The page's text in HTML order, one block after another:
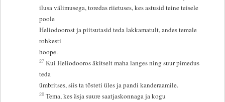
ilusa välimusega, toredas riietuses, kes astusid teine teisele
poole
Heliodoorost ja piitsutasid teda lakkamatult, andes temale
rohkesti
hoope.
27 Kui Heliodooros äkitselt maha langes ning suur pimedus
teda
ümbritses, siis ta tõsteti üles ja pandi kanderaamile.
28 Tema, kes äsja suure saatjaskonnaga ja kogu